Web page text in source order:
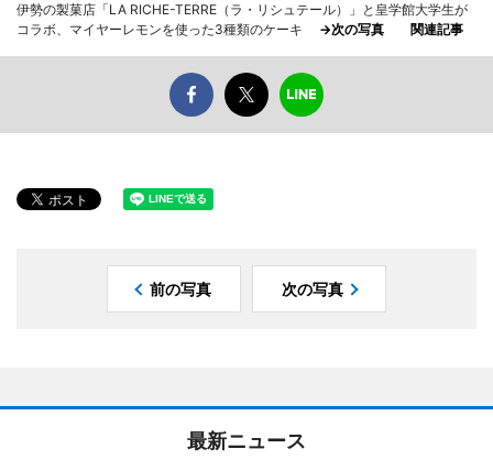
伊勢の製菓店「LA RICHE-TERRE（ラ・リシュテール）」と皇学館大学生が
コラボ、マイヤーレモンを使った3種類のケーキ
→次の写真 関連記事
前の写真 次の写真
最新ニュース